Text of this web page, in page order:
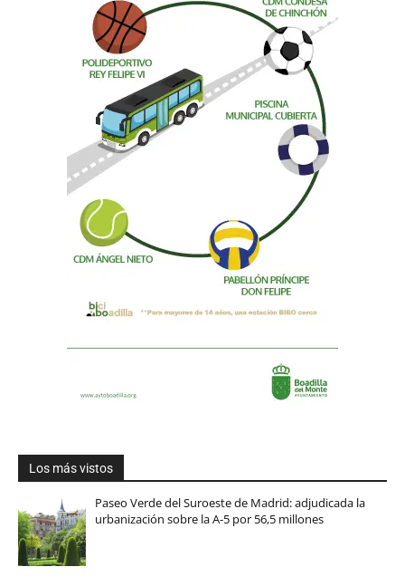
Los más vistos
Paseo Verde del Suroeste de Madrid: adjudicada la
urbanización sobre la A-5 por 56,5 millones